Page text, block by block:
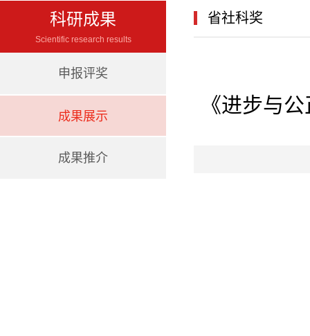
科研成果
Scientific research results
申报评奖
成果展示
成果推介
省社科奖
《进步与